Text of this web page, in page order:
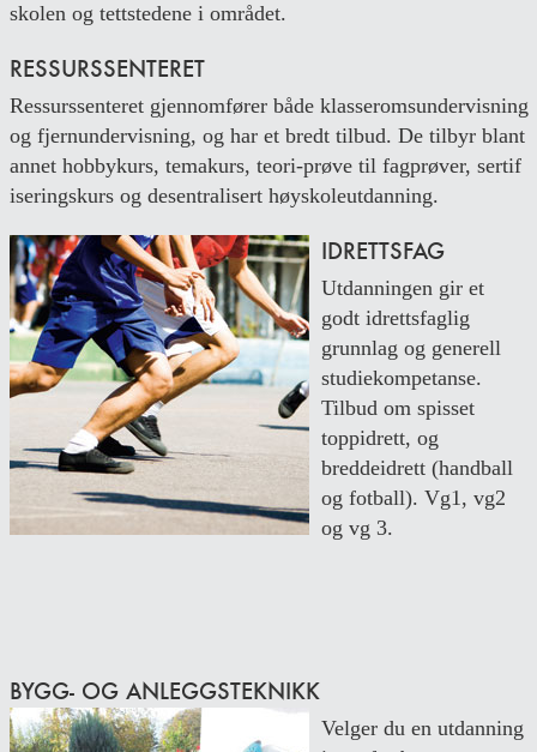
skolen og tettstedene i området.
RESSURSSENTERET
Ressurssenteret gjennomfører både klasseromsundervisning
og fjernundervisning, og har et bredt tilbud. De tilbyr blant
annet hobbykurs, temakurs, teori-prøve til fagprøver, sertif
iseringskurs og desentralisert høyskoleutdanning.
IDRETTSFAG
Utdanningen gir et
godt idrettsfaglig
grunnlag og generell
studiekompetanse.
Tilbud om spisset
toppidrett, og
breddeidrett (handball
og fotball). Vg1, vg2
og vg 3.
BYGG- OG ANLEGGSTEKNIKK
Velger du en utdanning